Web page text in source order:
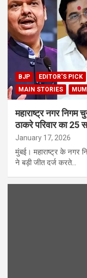
BJP EDITOR'S PICK
MAIN STORIES
महाराष्ट्र नगर निगम
ठाकरे परिवार का 25
January 17, 2026
मुंबई। महाराष्ट्र के नगर
ने बड़ी जीत दर्ज करते…